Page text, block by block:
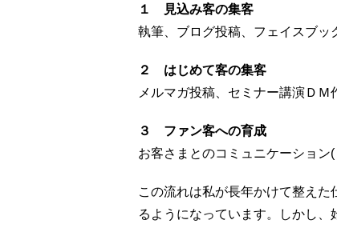
１ 見込み客の集客
執筆、ブログ投稿、フェイスブッ
２ はじめて客の集客
メルマガ投稿、セミナー講演ＤＭ
３ ファン客への育成
お客さまとのコミュニケーション
この流れは私が長年かけて整え
るようになっています。しかし